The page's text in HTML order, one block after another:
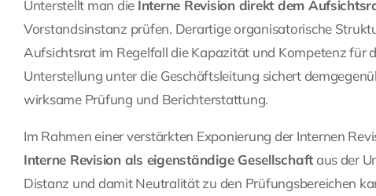
Unterstellt man die Interne Revision direkt dem
Vorstandsinstanz prüfen. Derartige organisatorische
Aufsichtsrat im Regelfall die Kapazität und Kompetenz für
Unterstellung unter die Geschäftsleitung sichert
wirksame Prüfung und Berichterstattung.
Im Rahmen einer verstärkten Exponierung der Internen
Interne Revision als eigenständige Gesellschaftaus der
Distanz und damit Neutralität zu den Prüfungsbereichen